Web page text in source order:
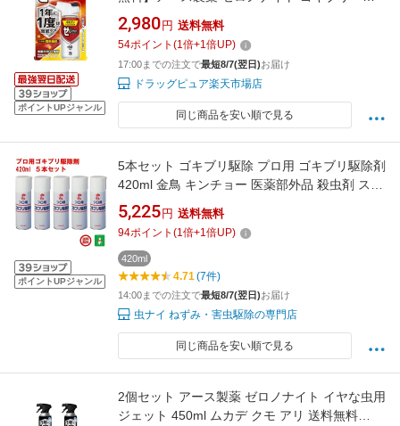
ポイントUPジャンル
コジラミ用 1プッシュ式スプレー 60回分 75ml
＜手軽なワンプッシュで部屋ごと駆除！抵抗性
ゴキブリ・トコジラミ対策に＞ 【△】【防除用
医薬部外品】【CPT】
2,980 円 送料無料
54ポイント (1倍+1倍UP)
17:00までの注文で最短8/7(翌日)お届け
ドラッグピュア楽天市場店
同じ商品を安い順で見る
ポイントUPジャンル
5本セット ゴキブリ駆除 プロ用 ゴキブリ駆除剤
420ml 金鳥 キンチョー 医薬部外品 殺虫剤 スプ
レー エアゾール トコジラミ ナンキンムシ 退治
対策 ゴキブリスプレー 業務用 ポイント 領収書
発行 虫ナイ
5,225 円 送料無料
94ポイント (1倍+1倍UP)
420ml
4.71(7件)
14:00までの注文で最短8/7(翌日)お届け
虫ナイ ねずみ・害虫駆除の専門店
同じ商品を安い順で見る
2個セット アース製薬 ゼロノナイト イヤな虫用
ジェット 450ml ムカデ クモ アリ 送料無料